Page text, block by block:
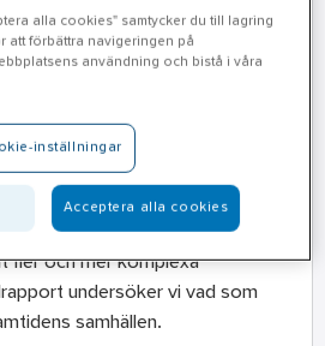
fler och mer komplexa
undersöker vi vad som
samhällen.
alla cookies" samtycker du till lagring
att förbättra navigeringen på
användning och bistå i våra
inställningar
Acceptera alla cookies